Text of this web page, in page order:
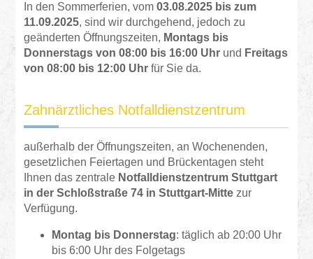
In den Sommerferien, vom 03.08.2025 bis zum
11.09.2025, sind wir durchgehend, jedoch zu
geänderten Öffnungszeiten, Montags bis
Donnerstags von 08:00 bis 16:00 Uhr und Freitags
von 08:00 bis 12:00 Uhr für Sie da.
Zahnärztliches Notfalldienstzentrum
außerhalb der Öffnungszeiten, an Wochenenden,
gesetzlichen Feiertagen und Brückentagen steht
Ihnen das zentrale Notfalldienstzentrum Stuttgart
in der Schloßstraße 74 in Stuttgart-Mitte zur
Verfügung.
Montag bis Donnerstag: täglich ab 20:00 Uhr
bis 6:00 Uhr des Folgetags